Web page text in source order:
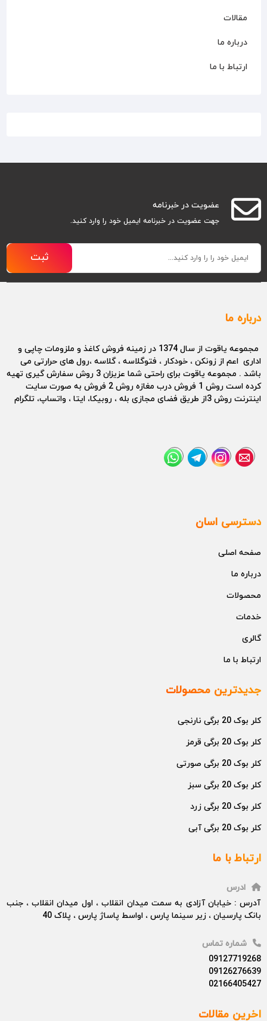
مقالات
درباره ما
ارتباط با ما
عضویت در خبرنامه
جهت عضویت در خبرنامه ایمیل خود را وارد کنید.
ثبت
درباره ما
مجموعه یاقوت از سال 1374 در زمینه فروش کاغذ و ملزومات چاپی و
اداری اعم از زونکن ، خودکار ، فتوگلاسه ، گلاسه ،رول های حرارتی می
باشد . مجموعه یاقوت برای راحتی شما عزیزان 3 روش سفارش گیری تهیه
کرده است روش 1 فروش درب مغازه روش 2 فروش به صورت سایت
اینترنت روش 3از طریق فضای مجازی بله ، روبیکا، ایتا ، واتساپ، تلگرام
دسترسی اسان
صفحه اصلی
درباره ما
محصولات
خدمات
گالری
ارتباط با ما
جدیدترین محصولات
کلر بوک 20 برگی نارنجی
کلر بوک 20 برگی قرمز
کلر بوک 20 برگی صورتی
کلر بوک 20 برگی سبز
کلر بوک 20 برگی زرد
کلر بوک 20 برگی آبی
ارتباط با ما
ادرس
آدرس : خیابان آزادی به سمت میدان انقلاب ، اول میدان انقلاب ، جنب
بانک پارسیان ، زیر سینما پارس ، اواسط پاساژ پارس ، پلاک 40
شماره تماس
09127719268
09126276639
02166405427
اخرین مقالات